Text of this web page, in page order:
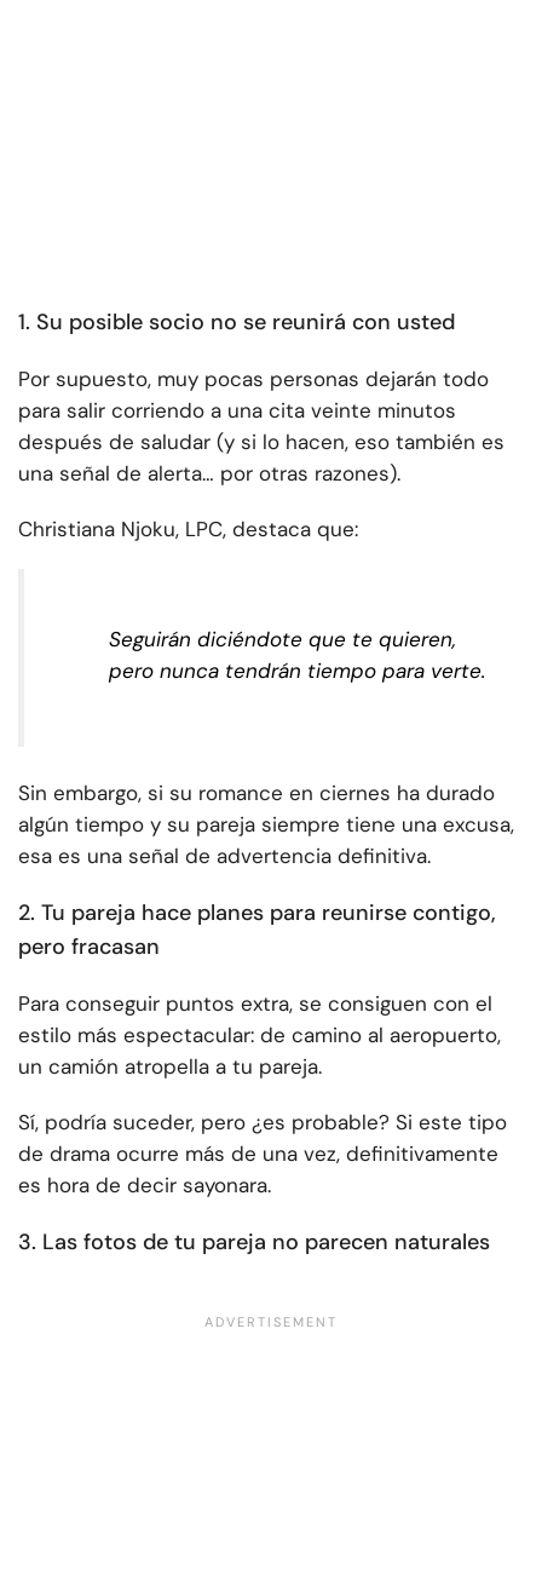
1. Su posible socio no se reunirá con usted
Por supuesto, muy pocas personas dejarán todo
para salir corriendo a una cita veinte minutos
después de saludar (y si lo hacen, eso también es
una señal de alerta… por otras razones).
Christiana Njoku, LPC, destaca que:
Seguirán diciéndote que te quieren,
pero nunca tendrán tiempo para verte.
Sin embargo, si su romance en ciernes ha durado
algún tiempo y su pareja siempre tiene una excusa,
esa es una señal de advertencia definitiva.
2. Tu pareja hace planes para reunirse contigo,
pero fracasan
Para conseguir puntos extra, se consiguen con el
estilo más espectacular: de camino al aeropuerto,
un camión atropella a tu pareja.
Sí, podría suceder, pero ¿es probable? Si este tipo
de drama ocurre más de una vez, definitivamente
es hora de decir sayonara.
3. Las fotos de tu pareja no parecen naturales